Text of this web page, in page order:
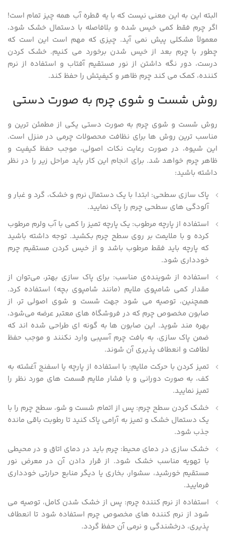
البته این به این معنی نیست که با یه قطره آب همه‌ چیز تمام است!
اگر چرم فقط کمی خیس شده و بلافاصله با دستمال خشک شود،
معمولاً مشکلی پیش نمی آید. چیزی که مهم است این است که
چطور با چرم بعد از خیس شدن برخورد می کنیم. خشک کردن
درست، دور نگه‌ داشتن از نور مستقیم آفتاب و استفاده از نرم‌
کننده، کمک می کند چرم ظاهر و کیفیتش را حفظ کند.
روش شست‌ و شوی چرم به صورت دستی
روش شست‌ و شوی چرم به صورت دستی یکی از مطمئن‌ ترین و
مناسب‌ ترین روش‌ ها برای نظافت محصولات چرمی در منزل است.
این شیوه، در صورت رعایت نکات اصولی، موجب حفظ کیفیت و
ظاهر چرم خواهد شد. برای انجام این کار باید مراحل زیر را در نظر
داشته باشید:
پاک‌ سازی سطحی: ابتدا با یک دستمال نرم و خشک، گرد و غبار و
آلودگی‌ های سطحی چرم را پاک نمایید.
استفاده از پارچه مرطوب: یک پارچه تمیز را کمی با آب ولرم مرطوب
کرده و با ملایمت بر روی سطح چرم بکشید. توجه داشته باشید
که پارچه باید فقط مرطوب باشد و از خیس کردن مستقیم چرم
خودداری شود.
استفاده از شوینده‌ی مناسب: برای پاک‌ سازی بهتر، می‌توان از
مقدار کمی شامپوی ملایم (مانند شامپوی بچه) استفاده کرد.
همچنین، توصیه می شود جهت شست‌ و شوی اصولی‌ تر، از
صابون مخصوص چرم که در فروشگاه‌ های معتبر عرضه می‌شود،
بهره‌ مند شوید. این صابون‌ ها به گونه‌ ای طراحی شده‌ اند که
ضمن پاک‌ سازی، به بافت چرم آسیبی وارد نکنند و موجب حفظ
لطافت و انعطاف‌ پذیری آن شوند.
تمیز کردن با حرکت ملایم: با استفاده از پارچه یا اسفنج آغشته به
کف، به صورت دورانی و با فشار ملایم قسمت‌ های مورد نظر را
تمیز نمایید.
خشک کردن سطح چرم: پس از اتمام شست‌ و شو، سطح چرم را با
یک دستمال خشک و تمیز به‌ آرامی پاک کنید تا رطوبت باقی‌ مانده
جذب شود.
خشک‌ سازی در دمای محیط: چرم باید در دمای اتاق و در محیطی
با تهویه مناسب خشک شود. از قرار دادن آن در معرض نور
مستقیم خورشید، سشوار، بخاری یا دیگر منابع حرارتی خودداری
فرمایید.
استفاده از نرم‌ کننده چرم: پس از خشک شدن کامل، توصیه می
شود از نرم‌ کننده های مخصوص چرم استفاده شود تا انعطاف‌
پذیری، درخشندگی و نرمی آن حفظ گردد.